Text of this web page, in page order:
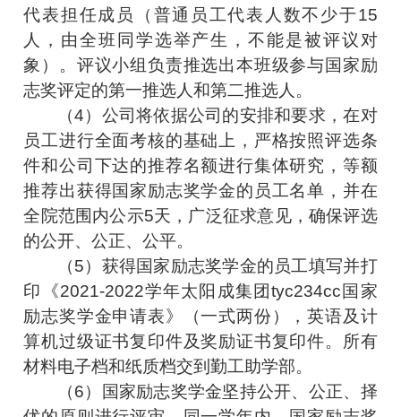
代表担任成员（普通员工代表人数不少于15
人，由全班同学选举产生，不能是被评议对
象）。评议小组负责推选出本班级参与国家励
志奖评定的第一推选人和第二推选人。
（4）公司将依据公司的安排和要求，在对
员工进行全面考核的基础上，严格按照评选条
件和公司下达的推荐名额进行集体研究，等额
推荐出获得国家励志奖学金的员工名单，并在
全院范围内公示5天，广泛征求意见，确保评选
的公开、公正、公平。
（5）获得国家励志奖学金的员工填写并打
印《2021-2022学年太阳成集团tyc234cc国家
励志奖学金申请表》（一式两份），英语及计
算机过级证书复印件及奖励证书复印件。所有
材料电子档和纸质档交到勤工助学部。
（6）国家励志奖学金坚持公开、公正、择